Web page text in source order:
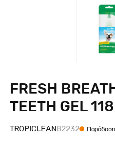
FRESH
TEETH GEL
TROPICLEAN82232